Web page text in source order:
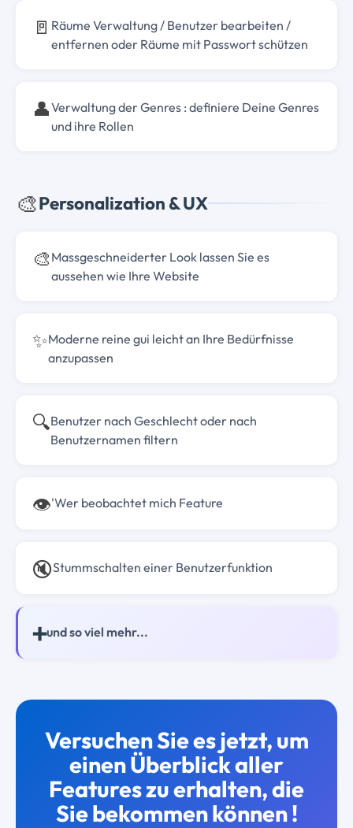
🚪 Räume Verwaltung / Benutzer bearbeiten /
entfernen oder Räume mit Passwort schützen
👤Verwaltung der Genres : definiere Deine Genres
und ihre Rollen
🎨Personalization & UX
🎨 Massgeschneiderter Look lassen Sie es
aussehen wie Ihre Website
✨Moderne reine gui leicht an Ihre Bedürfnisse
anzupassen
🔍Benutzer nach Geschlecht oder nach
Benutzernamen filtern
👁️'Wer beobachtet mich Feature
🔇Stummschalten einer Benutzerfunktion
➕und so viel mehr...
Versuchen Sie es jetzt, um
einen Überblick aller
Features zu erhalten, die
Sie bekommen können !